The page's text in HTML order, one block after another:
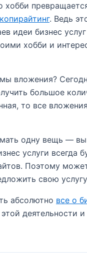
хобби
копирайтинг. Ведь
идеи бизнес
хобби и
вложения?
большое
то все
одну вещь —
услуги всегда
Поэтому
свою
абсолютно все о
деятельности